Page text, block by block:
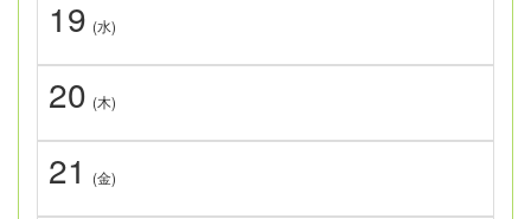
19 (水)
20 (木)
21 (金)